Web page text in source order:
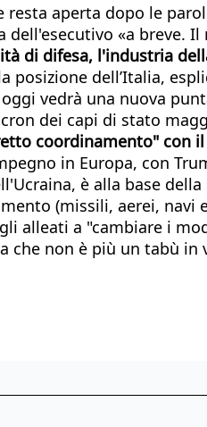
resta aperta dopo le
«a breve.
di difesa, l'industria
posizione dell’Italia,
vedrà una nuova
dei capi di stato
coordinamento" con
in Europa, con
è alla base
(missili, aerei,
alleati a "cambiare i
che non è più un tabù